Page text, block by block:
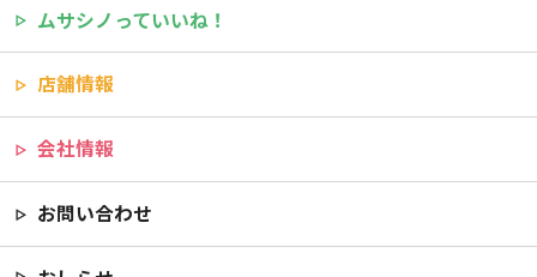
ムサシノっていいね！
店舗情報
会社情報
お問い合わせ